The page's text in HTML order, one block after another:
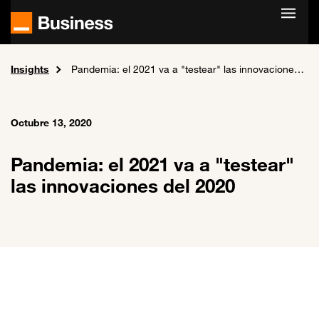
Home
Insights Pandemia: el 2021 va a "testear" las innovaciones del 2020
Octubre 13, 2020
Pandemia: el 2021 va a "testear"
las innovaciones del 2020